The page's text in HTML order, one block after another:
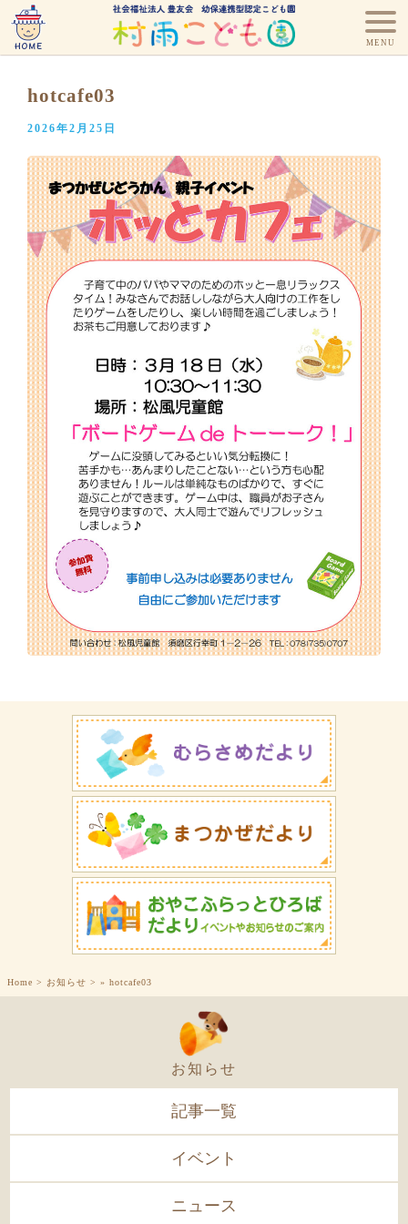
hotcafe03
2026年2月25日
Home > お知らせ > » hotcafe03
お知らせ
記事一覧
イベント
ニュース